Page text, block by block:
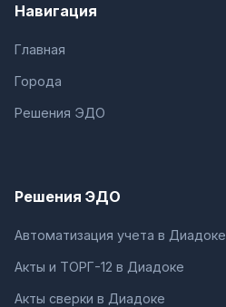
Навигация
Главная
Города
Решения ЭДО
Решения ЭДО
Автоматизация учета в Диадоке
Акты и ТОРГ-12 в Диадоке
Акты сверки в Диадоке